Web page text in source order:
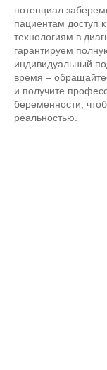
потенциал
пациентам доступ
технологиям в
гарантируем
индивидуальный
время –
и получите
беременности,
реальностью.